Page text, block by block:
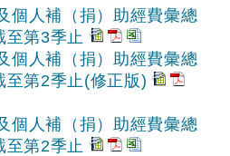
個人補（捐）助經費彙總
至第3季止
個人補（捐）助經費彙總
至第2季止(修正版)
個人補（捐）助經費彙總
至第2季止